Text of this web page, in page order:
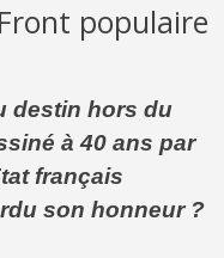
populaire
destin hors du
à 40 ans par
français
son honneur ?